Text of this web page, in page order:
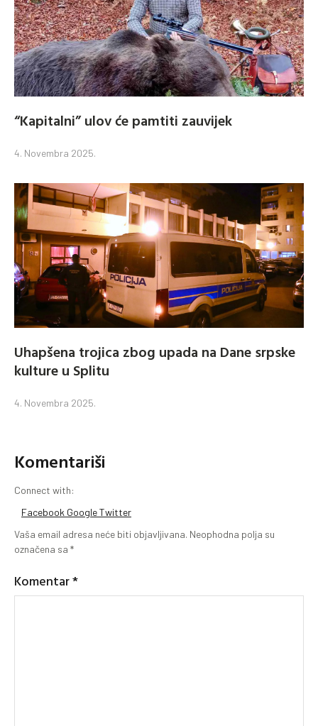
“Kapitalni” ulov će pamtiti zauvijek
4. Novembra 2025.
Uhapšena trojica zbog upada na Dane srpske
kulture u Splitu
4. Novembra 2025.
Komentariši
Connect with:
Facebook GoogleTwitter
Vaša email adresa neće biti objavljivana. Neophodna polja su
označena sa *
Komentar*